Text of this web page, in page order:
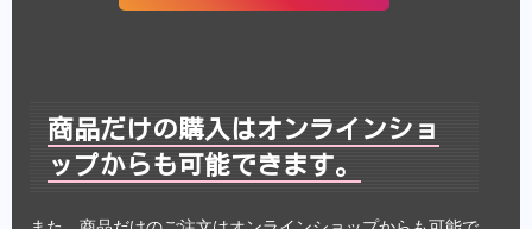
商品だけの購入はオンラインショ
ップからも可能できます。